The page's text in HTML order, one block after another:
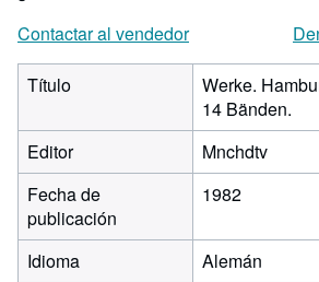
Contactar al vendedor
Título
Werke.
14 Bänden.
Editor
Mnchdtv
Fecha de
publicación
1982
Idioma
Alemán